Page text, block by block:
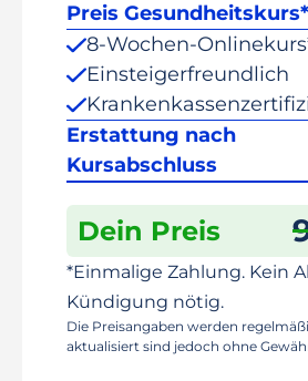
Preis Gesundheitskurs*
8-Wochen-
Einsteigerfreundlich
Erstattung nach
Kursabschluss
Dein Preis
*Einmalige Zahlung. Kein
Kündigung nötig.
Die Preisangaben werden
aktualisiert sind jedoch ohne